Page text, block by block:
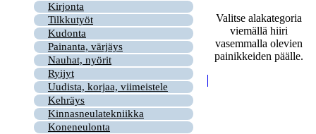
Kirjonta
Tilkkutyöt
Kudonta
Painanta, värjäys
Nauhat, nyörit
Ryijyt
Uudista, korjaa, viimeistele
Kehräys
Kinnasneulatekniikka
Koneneulonta
Valitse alakategoria
viemällä hiiri
vasemmalla olevien
painikkeiden päälle.